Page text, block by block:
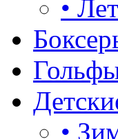
•
•